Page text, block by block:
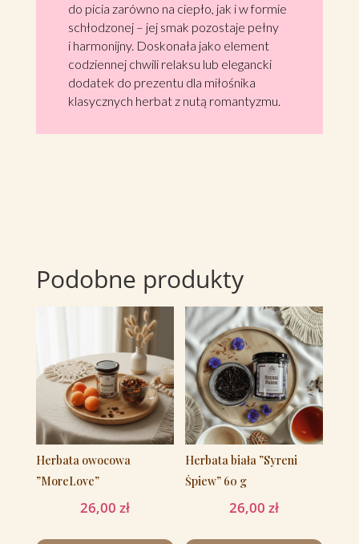
do picia zarówno na ciepło, jak i w formie
schłodzonej – jej smak pozostaje pełny
i harmonijny. Doskonała jako element
codziennej chwili relaksu lub elegancki
dodatek do prezentu dla miłośnika
klasycznych herbat z nutą romantyzmu.
Podobne produkty
Herbata owocowa
”MoreLove”
26,00 zł
Herbata biała ”Syreni
Śpiew” 60 g
26,00zł